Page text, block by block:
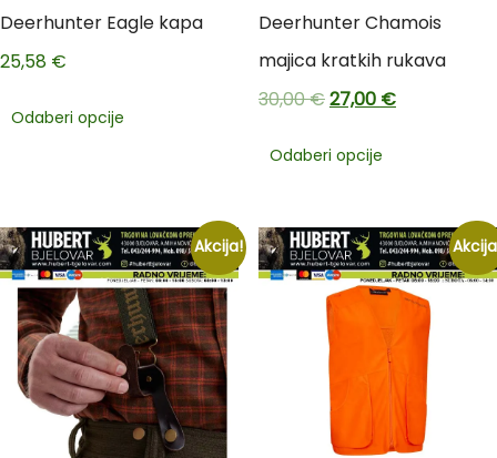
Deerhunter Eagle kapa
25,58 €
Odaberi opcije
Deerhunter Chamois
majica kratkih rukava
30,00€27,00 €
Odaberi opcije
Akcija!